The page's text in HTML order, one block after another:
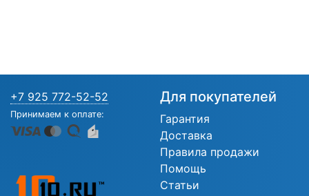
+7 925 772-52-52
Принимаем к оплате:
Для покупателей
Гарантия
Доставка
Правила продажи
Помощь
Статьи